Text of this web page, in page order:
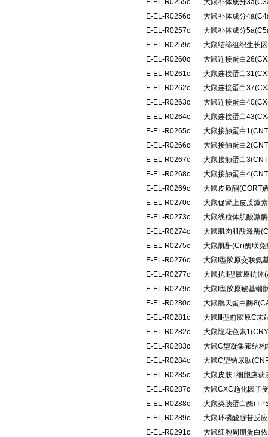
E-EL-R0255c
大鼠补体成分
E-EL-R0256c
大鼠补体成分
E-EL-R0257c
大鼠补体成分
E-EL-R0259c
大鼠结缔组织生长
E-EL-R0260c
大鼠连接蛋白
E-EL-R0261c
大鼠连接蛋白
E-EL-R0262c
大鼠连接蛋白
E-EL-R0263c
大鼠连接蛋白
E-EL-R0264c
大鼠连接蛋白
E-EL-R0265c
大鼠接触蛋白
E-EL-R0266c
大鼠接触蛋白
E-EL-R0267c
大鼠接触蛋白
E-EL-R0268c
大鼠接触蛋白
E-EL-R0269c
大鼠皮质酮(CORT)
E-EL-R0270c
大鼠促肾上皮质激
E-EL-R0273c
大鼠线粒体肌酸激
E-EL-R0274c
大鼠肌肉肌酸激酶
E-EL-R0275c
大鼠肌酐(Cr)酶联
E-EL-R0276c
大鼠I型胶原交联氨
E-EL-R0277c
大鼠抗II型胶原抗体
E-EL-R0279c
大鼠I型胶原羧基端
E-EL-R0280c
大鼠胱天蛋白酶
E-EL-R0281c
大鼠Ⅲ型前胶原C末
E-EL-R0282c
大鼠隐花色素
E-EL-R0283c
大鼠C型凝集素结
E-EL-R0284c
大鼠C型钠尿肽
E-EL-R0285c
大鼠皮肤T细胞虏获
E-EL-R0287c
大鼠CXC趋化因子
E-EL-R0288c
大鼠类胰蛋白酶
E-EL-R0289c
大鼠环磷酸腺苷反
E-EL-R0291c
大鼠细胞周期蛋白